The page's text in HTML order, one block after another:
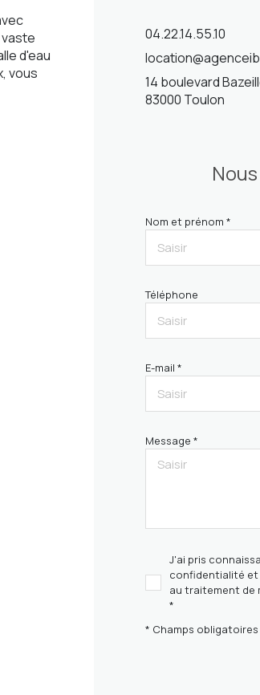
d'eau
vous
04.22.14.55.10
14 boulevard
83000 Toulon
Nom et prénom *
Téléphone
E-mail *
Message *
J'ai pris
confidentialité et
au traitement de
*
* Champs obligatoires